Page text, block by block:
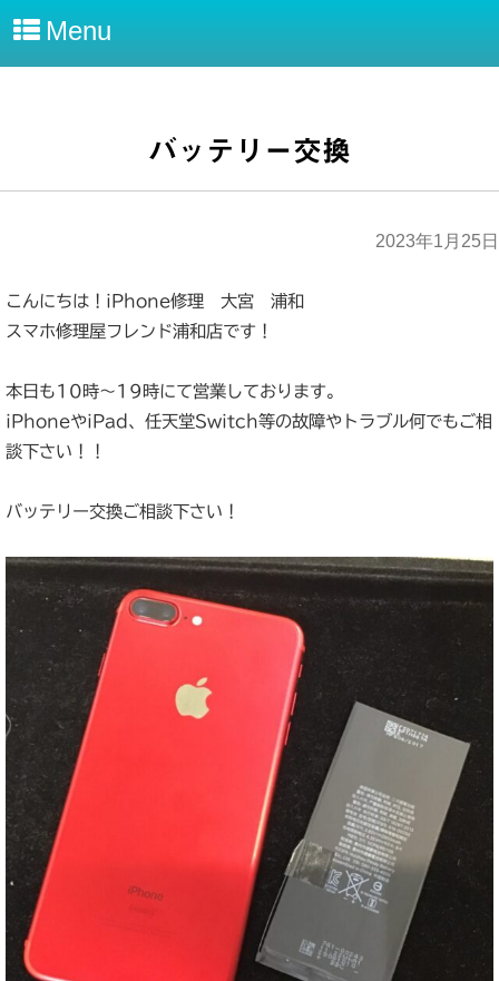
Menu
バッテリー交換
2023年1月25日
こんにちは！iPhone修理 大宮 浦和
スマホ修理屋フレンド浦和店です！
本日も10時～19時にて営業しております。
iPhoneやiPad、任天堂Switch等の故障やトラブル何でもご相
談下さい！！
バッテリー交換ご相談下さい！